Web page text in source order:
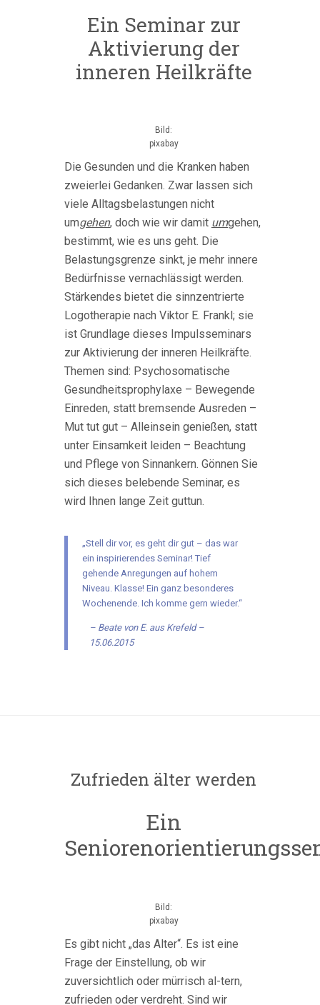
Ein Seminar zur
Aktivierung der
inneren Heilkräfte
Bild:
pixabay
Die Gesunden und die Kranken haben
zweierlei Gedanken. Zwar lassen sich
viele Alltagsbelastungen nicht
umgehen, doch wie wir damit umgehen,
bestimmt, wie es uns geht. Die
Belastungsgrenze sinkt, je mehr innere
Bedürfnisse vernachlässigt werden.
Stärkendes bietet die sinnzentrierte
Logotherapie nach Viktor E. Frankl; sie
ist Grundlage dieses Impulsseminars
zur Aktivierung der inneren Heilkräfte.
Themen sind: Psychosomatische
Gesundheitsprophylaxe – Bewegende
Einreden, statt bremsende Ausreden –
Mut tut gut – Alleinsein genießen, statt
unter Einsamkeit leiden – Beachtung
und Pflege von Sinnankern. Gönnen Sie
sich dieses belebende Seminar, es
wird Ihnen lange Zeit guttun.
„Stell dir vor, es geht dir gut – das war
ein inspirierendes Seminar! Tief
gehende Anregungen auf hohem
Niveau. Klasse! Ein ganz besonderes
Wochenende. Ich komme gern wieder.“
Beate von E. aus Krefeld –
15.06.2015
Zufrieden älter werden
Ein
Bild:
pixabay
Es gibt nicht „das Alter“. Es ist eine
Frage der Einstellung, ob wir
zuversichtlich oder mürrisch al-tern,
zufrieden oder verdreht. Sind wir